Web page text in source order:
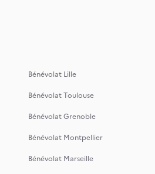
Bénévolat Lille
Bénévolat Toulouse
Bénévolat Grenoble
Bénévolat Montpellier
Bénévolat Marseille